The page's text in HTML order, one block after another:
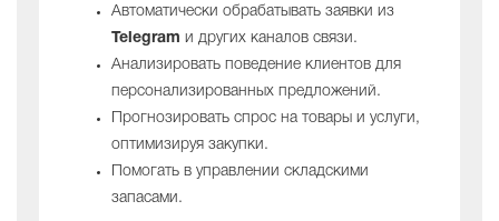
Автоматически обрабатывать заявки из
Telegram и других каналов связи.
Анализировать поведение клиентов для
персонализированных предложений.
Прогнозировать спрос на товары и услуги,
оптимизируя закупки.
Помогать в управлении складскими
запасами.